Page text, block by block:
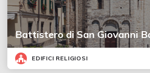
Battistero di San Giovanni
EDIFICI RELIGIOSI